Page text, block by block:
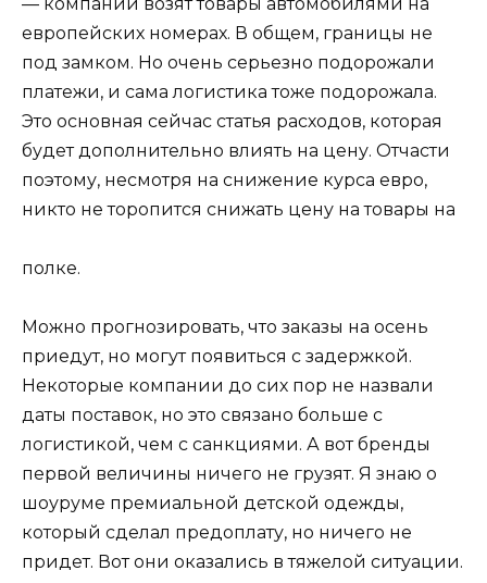
европейских номерах. В общем, границы не
под замком. Но очень серьезно подорожали
платежи, и сама логистика тоже подорожала.
Это основная сейчас статья расходов, которая
будет дополнительно влиять на цену. Отчасти
поэтому, несмотря на снижение курса евро,
никто не торопится снижать цену на товары на
полке.
Можно прогнозировать, что заказы на осень
приедут, но могут появиться с задержкой.
Некоторые компании до сих пор не назвали
даты поставок, но это связано больше с
логистикой, чем с санкциями. А вот бренды
первой величины ничего не грузят. Я знаю о
шоуруме премиальной детской одежды,
который сделал предоплату, но ничего не
придет. Вот они оказались в тяжелой ситуации.